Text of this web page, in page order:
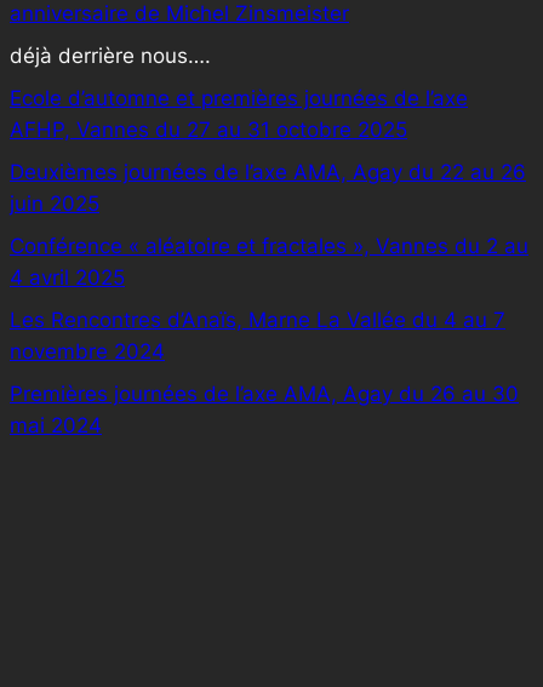
anniversaire de Michel Zinsmeister
déjà derrière nous….
Ecole d’automne et premières journées de l’axe
AFHP, Vannes du 27 au 31 octobre 2025
Deuxièmes journées de l’axe AMA, Agay du 22 au 26
juin 2025
Conférence « aléatoire et fractales », Vannes du 2 au
4 avril 2025
Les Rencontres d’Anaïs, Marne La Vallée du 4 au 7
novembre 2024
Premières journées de l’axe AMA, Agay du 26 au 30
mai 2024